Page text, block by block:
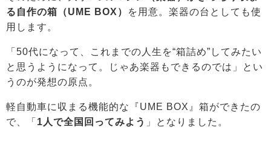
る自作の箱（UME BOX）
を用意。楽器の台としても使
用します。
「50代になって、これまでの人生を“箱詰め”してみたい
と思うようになって。じゃあ楽器もできるのでは」とい
うのが発想の原点。
軽自動車に収まる機能的な『UME BOX』箱ができたの
で、「 1人で全国回ってみよう 」となりました。